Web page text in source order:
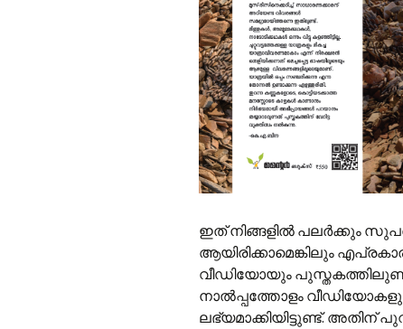
ഇത് നിങ്ങളിൽ പലർക്കും
ആയിരിക്കാമെങ്കിലും
വീഡിയോയും
നാൽ‌പ്പത്തോളം
ലഭ്യമാക്കിയിട്ടുണ്ട്. അതിന്